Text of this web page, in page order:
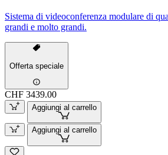
Sistema di videoconferenza modulare di
grandi e molto grandi.
Offerta speciale
CHF 3439.00
Aggiungi al carrello
Aggiungi al carrello